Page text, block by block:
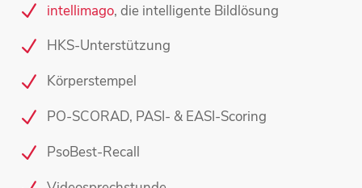
intellimago, die intelligente Bildlösung
HKS-Unterstützung
Körperstempel
PO-SCORAD, PASI- & EASI-Scoring
PsoBest-Recall